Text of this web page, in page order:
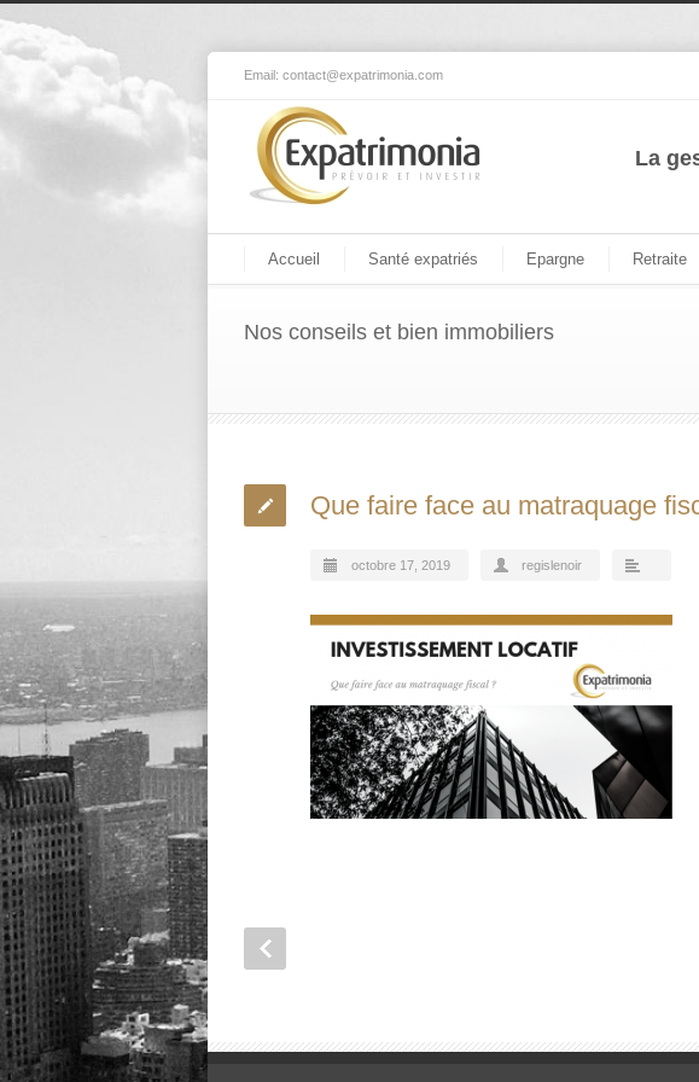
Email: contact@expatrimonia.com
La
Accueil Santé expatriés Epargne Retraite
Nos conseils et bien immobiliers
Que faire face au matraquage
octobre 17, 2019 regislenoir